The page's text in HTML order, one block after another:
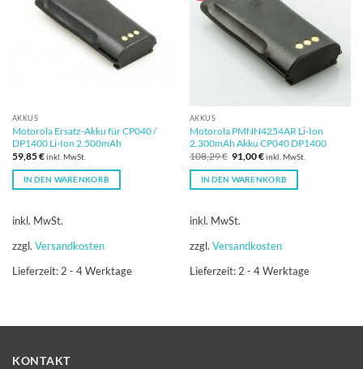
AKKUS
Motorola Ersatz-Akku für CP040 /
DP1400 Li-Ion 2.500mAh
59,85€inkl. MwSt.
IN DEN WARENKORB
inkl. MwSt.
zzgl. Versandkosten
Lieferzeit:2 - 4 Werktage
AKKUS
Motorola PMNN4254AR Li-Ion
2.300mAh Akku CP040 DP1400
108,29€ Ursprünglicher
Preis
war:
108,29 €
91,00€Aktueller
ist:
91,00 €.
inkl. MwSt.
IN DEN WARENKORB
inkl. MwSt.
zzgl. Versandkosten
Lieferzeit:2 - 4 Werktage
KONTAKT